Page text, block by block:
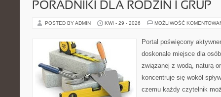
PORADNIKI DLA RODZIN I GRUP
POSTED BY ADMIN KWI - 29 - 2026 MOŻLIWOŚĆ
Portal poświęcony
doskonałe miejsce dla
związanej z wodą, naturą
koncentruje się wokół
czemu każdy czytelnik